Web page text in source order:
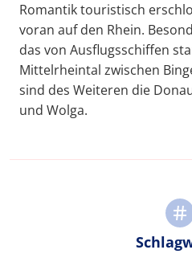
Romantik touristisch
voran auf den Rhein.
das von Ausflugsschiffen
Mittelrheintal zwischen
sind des Weiteren die
und Wolga.